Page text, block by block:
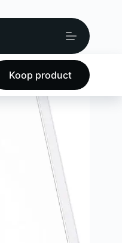
Koop product
– 10.000 Lux